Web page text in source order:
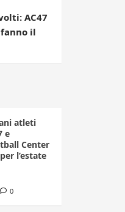
AC47
il
atleti
e
Center
l’estate
0